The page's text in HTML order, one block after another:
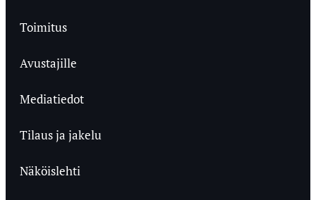
Toimitus
Avustajille
Mediatiedot
Tilaus ja jakelu
Näköislehti